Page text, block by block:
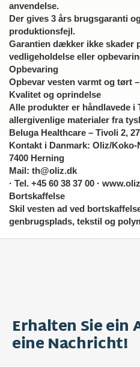
anvendelse.
Der gives 3 års brugsgaranti
produktionsfejl.
Garantien dækker ikke skader
vedligeholdelse eller
Opbevaring
Opbevar vesten varmt og tørt
Kvalitet og oprindelse
Alle produkter er håndlavede i
allergivenlige materialer fra
Beluga Healthcare – Tivoli 2,
Kontakt i Danmark: Oliz/
7400 Herning
Mail: th@oliz.dk
· Tel. +45 60 38 37 00 ·
Bortskaffelse
Skil vesten ad ved
genbrugsplads, tekstil og
Erhalten Sie ein
eine Nachricht!